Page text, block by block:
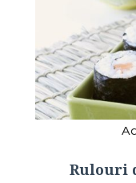
Rulouri